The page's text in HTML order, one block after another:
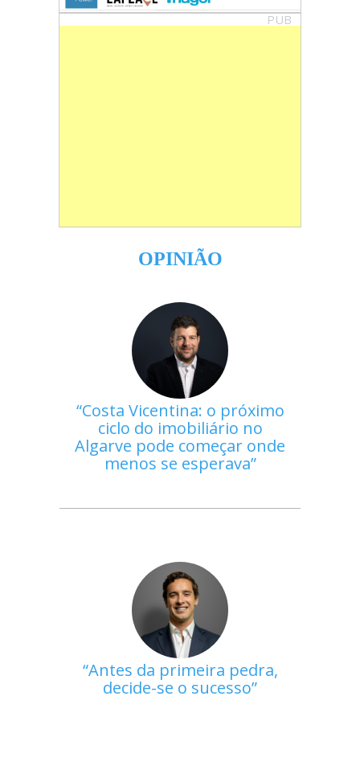
PUB
OPINIÃO
Costa Vicentina: o próximo
ciclo do imobiliário no
Algarve pode começar onde
menos se esperava
Antes da primeira pedra,
decide-se o sucesso